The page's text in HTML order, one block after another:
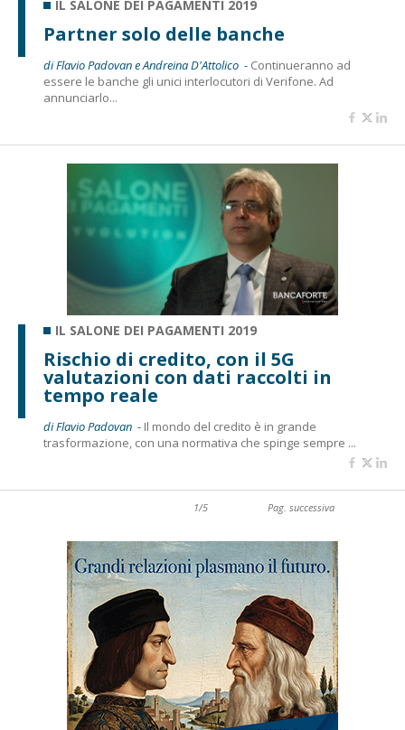
IL SALONE DEI PAGAMENTI 2019
Partner solo delle banche
di Flavio Padovan e Andreina D'Attolico - Continueranno ad
essere le banche gli unici interlocutori di Verifone. Ad
annunciarlo...
IL SALONE DEI PAGAMENTI 2019
Rischio di credito, con il 5G
valutazioni con dati raccolti in
tempo reale
di Flavio Padovan - Il mondo del credito è in grande
trasformazione, con una normativa che spinge sempre ...
1/5 Pag. successiva